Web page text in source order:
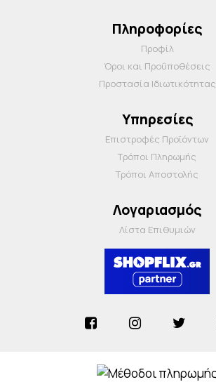
Πληροφορίες
Προφίλ
Όροι και Προΰποθέσεις
Προστασία Ιδιωτικότητας
Υπηρεσίες
Επιστροφές Προϊόντων
Τρόποι Πληρωμής
Τρόποι Αποστολής
Λογαριασμός
Λίστα Επιθυμιών